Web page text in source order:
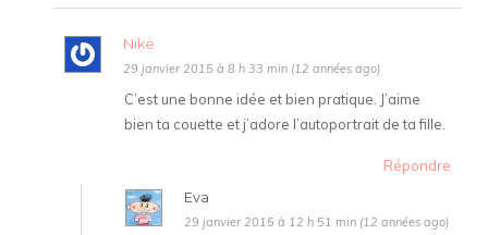
Nike
29 janvier 2015 à 8 h 33 min (12 années ago)
C’est une bonne idée et bien pratique. J’aime
bien ta couette et j’adore l’autoportrait de ta fille.
Répondre
Eva
29 janvier 2015 à 12 h 51 min (12 années ago)